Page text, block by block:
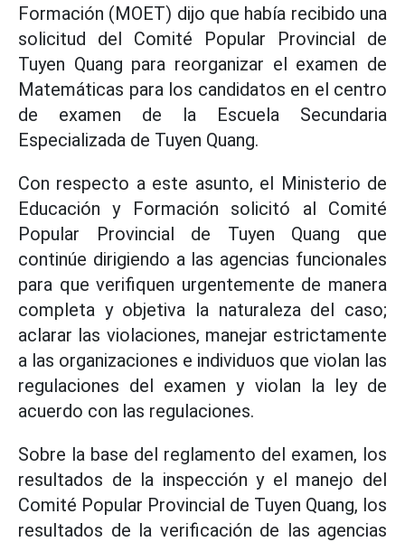
Formación (MOET) dijo que había recibido una
solicitud del Comité Popular Provincial de
Tuyen Quang para reorganizar el examen de
Matemáticas para los candidatos en el centro
de examen de la Escuela Secundaria
Especializada de Tuyen Quang.
Con respecto a este asunto, el Ministerio de
Educación y Formación solicitó al Comité
Popular Provincial de Tuyen Quang que
continúe dirigiendo a las agencias funcionales
para que verifiquen urgentemente de manera
completa y objetiva la naturaleza del caso;
aclarar las violaciones, manejar estrictamente
a las organizaciones e individuos que violan las
regulaciones del examen y violan la ley de
acuerdo con las regulaciones.
Sobre la base del reglamento del examen, los
resultados de la inspección y el manejo del
Comité Popular Provincial de Tuyen Quang, los
resultados de la verificación de las agencias